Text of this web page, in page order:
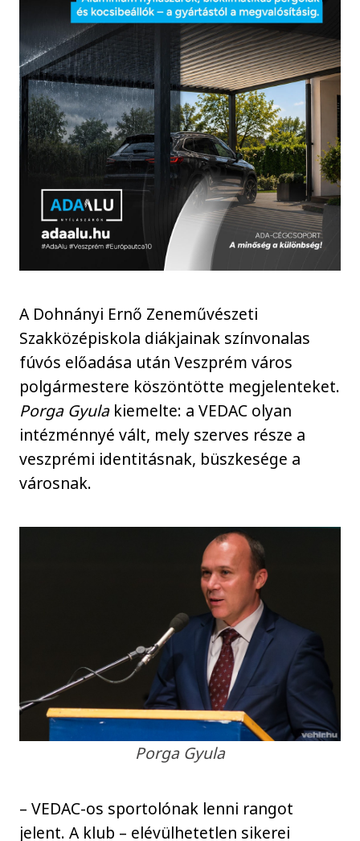
A Dohnányi Ernő Zeneművészeti
Szakközépiskola diákjainak színvonalas
fúvós előadása után Veszprém város
polgármestere köszöntötte megjelenteket.
Porga Gyulakiemelte: a VEDAC olyan
intézménnyé vált, mely szerves része a
veszprémi identitásnak, büszkesége a
városnak.
Porga Gyula
– VEDAC-os sportolónak lenni rangot
jelent. A klub – elévülhetetlen sikerei